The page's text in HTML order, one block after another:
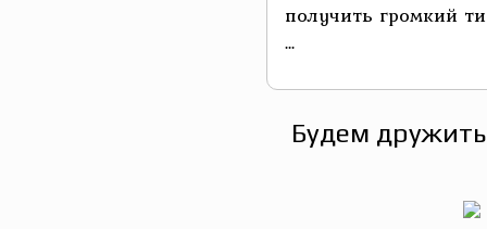
получить громкий
...
Будем